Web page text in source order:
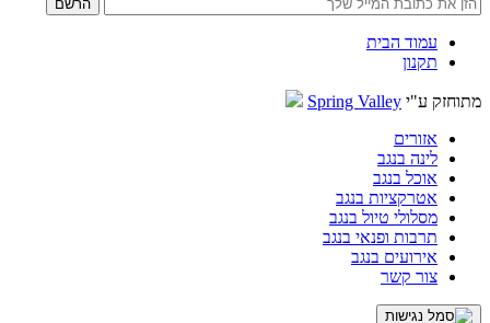
עמוד הבית
תקנון
מתוחזק ע"י Spring Valley
אזורים
לינה בנגב
אוכל בנגב
אטרקציות בנגב
מסלולי טיול בנגב
תרבות ופנאי בנגב
אירועים בנגב
צור קשר